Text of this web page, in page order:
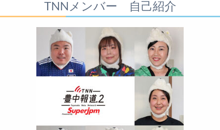
TNNメンバー 自己紹介